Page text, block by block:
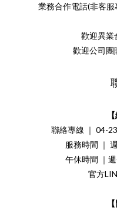
業務合作電話(非客
歡迎異業
歡迎公司團
聯絡專線 ｜ 04-
服務時間 ｜
午休時間 ｜
官方